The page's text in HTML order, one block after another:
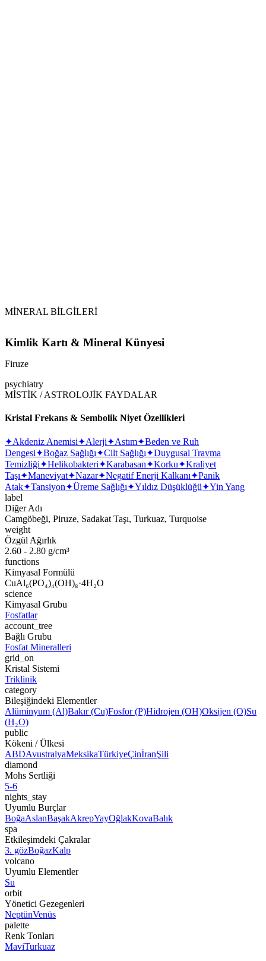
MİNERAL BİLGİLERİ
Kimlik Kartı & Mineral Künyesi
Firuze
psychiatry
MİSTİK / ASTROLOJİK FAYDALAR
Kristal Frekans & Sembolik Niyet Özellikleri
✦Akdeniz Anemisi✦Alerji✦Astım✦Beden ve Ruh
Dengesi✦Boğaz Sağlığı✦Cilt Sağlığı✦Duygusal Travma
Temizliği✦Helikobakteri✦Karabasan✦Korku✦Kraliyet
Taşı✦Maneviyat✦Nazar✦Negatif Enerji Kalkanı✦Panik
Atak✦Tansiyon✦Üreme Sağlığı✦Yıldız Düşüklüğü✦Yin Yang
label
Diğer Adı
Camgöbeği, Piruze, Sadakat Taşı, Turkuaz, Turquoise
weight
Özgül Ağırlık
2.60 - 2.80 g/cm³
functions
Kimyasal Formülü
CuAl₆(PO₄)₄(OH)₈·4H₂O
science
Kimyasal Grubu
Fosfatlar
account_tree
Bağlı Grubu
Fosfat Mineralleri
grid_on
Kristal Sistemi
Triklinik
category
Bileşiğindeki Elementler
Alüminyum (Al)Bakır (Cu)Fosfor (P)Hidrojen (OH)Oksijen (O)Su
(H₂O)
public
Kökeni / Ülkesi
ABDAvustralyaMeksikaTürkiyeÇinİranŞili
diamond
Mohs Sertliği
5-6
nights_stay
Uyumlu Burçlar
BoğaAslanBaşakAkrepYayOğlakKovaBalık
spa
Etkileşimdeki Çakralar
3. gözBoğazKalp
volcano
Uyumlu Elementler
Su
orbit
Yönetici Gezegenleri
NeptünVenüs
palette
Renk Tonları
MaviTurkuaz